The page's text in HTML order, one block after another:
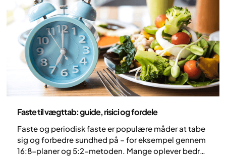
denne artikel ser vi nærmere på, hvad forskning
faktisk viser.
Faste til vægttab: guide, risici og fordele
Faste og periodisk faste er populære måder at tabe
sig og forbedre sundhed på – for eksempel gennem
16:8-planer og 5:2-metoden. Mange oplever bedre